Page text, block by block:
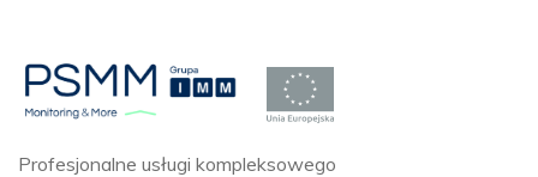
Profesjonalne usługi kompleksowego